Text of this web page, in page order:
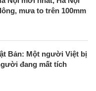
mưa to trên 100mm
Bản: Một người Việt bị
đang mất tích